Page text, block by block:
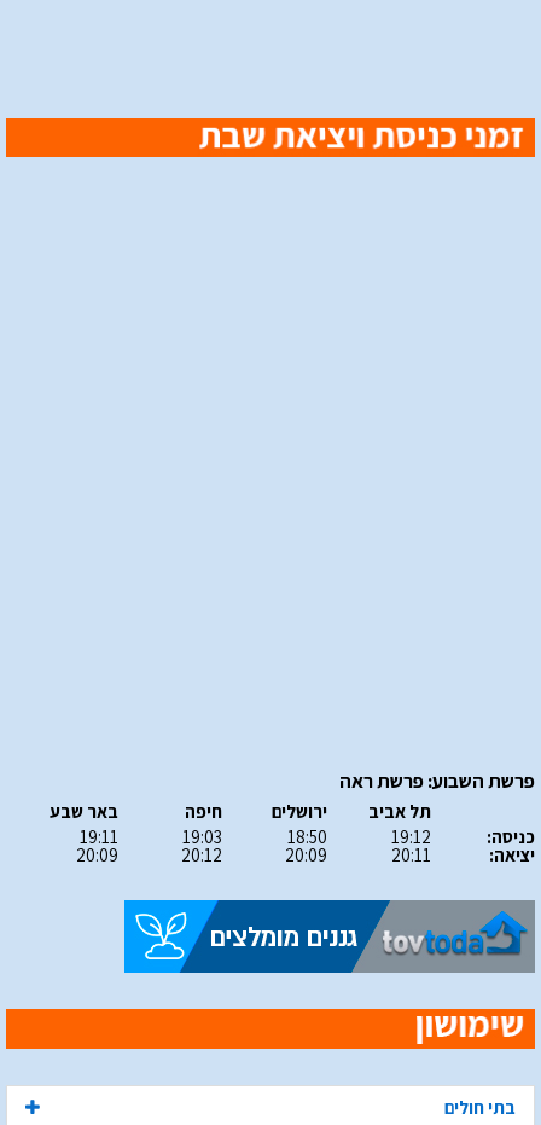
פרשת השבוע: פרשת ראה
כניסה:
יציאה:
תל אביב
19:12
20:11
ירושלים
18:50
20:09
חיפה
19:03
20:12
באר שבע
19:11
20:09
בתי חולים